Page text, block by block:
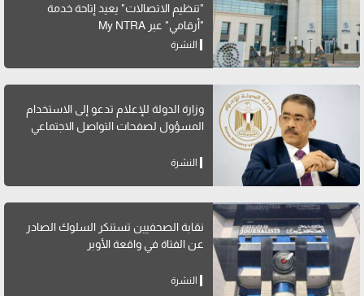
"تنظيم الاتصالات" يعيد إتاحة خدمة
"أرقامي" عبر My NTRA
النشرة
وزارة الدولة للإعلام تدعو إلى الاستخدام
المسؤول لصفحات التواصل الاجتماعي
النشرة
نقابة الصحفيين تستنكر السلوك الصادر
عن الفتاة في واقعة الأوبر
النشرة